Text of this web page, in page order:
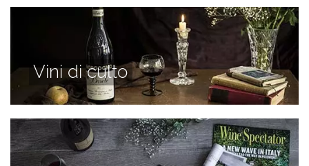
Vini di culto